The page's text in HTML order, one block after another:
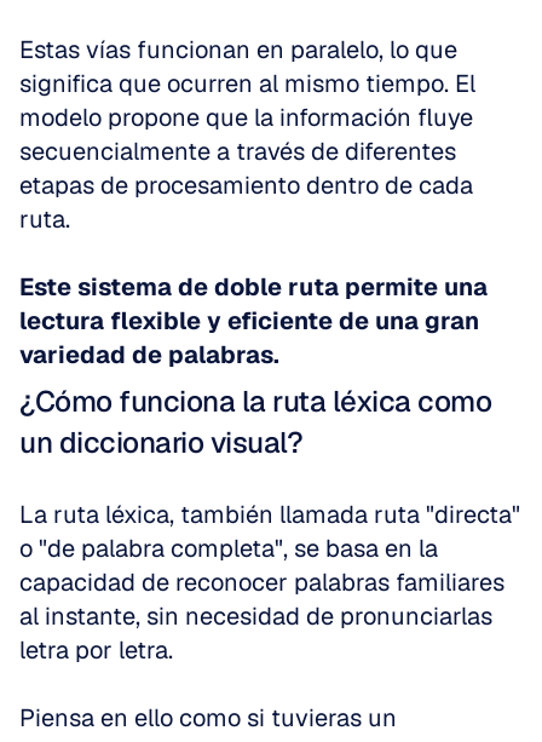
Estas vías funcionan en paralelo, lo que
significa que ocurren al mismo tiempo. El
modelo propone que la información fluye
secuencialmente a través de diferentes
etapas de procesamiento dentro de cada
ruta.
Este sistema de doble ruta permite una
lectura flexible y eficiente de una gran
variedad de palabras.
¿Cómo funciona la ruta léxica como
un diccionario visual?
La ruta léxica, también llamada ruta "directa"
o "de palabra completa", se basa en la
capacidad de reconocer palabras familiares
al instante, sin necesidad de pronunciarlas
letra por letra.
Piensa en ello como si tuvieras un